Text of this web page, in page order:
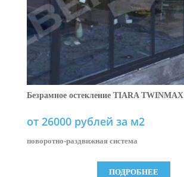
Безрамное остекление TIARA TWINMAX
от 26000 рублей за м2
поворотно-раздвижная система
ПОДРОБНЕЕ